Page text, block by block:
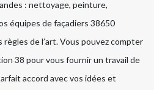
: nettoyage, peinture,
équipes de façadiers 38650
règles de l’art. Vous pouvez compter
38 pour vous fournir un travail de
accord avec vos idées et